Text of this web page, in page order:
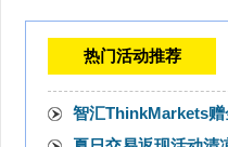
热门活动推荐
智汇ThinkMarkets赠